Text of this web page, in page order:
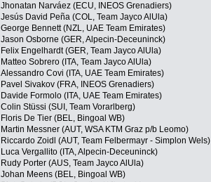
Jhonatan Narváez (ECU, INEOS Grenadiers)
Jesús David Peña (COL, Team Jayco AlUla)
George Bennett (NZL, UAE Team Emirates)
Jason Osborne (GER, Alpecin-Deceuninck)
Felix Engelhardt (GER, Team Jayco AlUla)
Matteo Sobrero (ITA, Team Jayco AlUla)
Alessandro Covi (ITA, UAE Team Emirates)
Pavel Sivakov (FRA, INEOS Grenadiers)
Davide Formolo (ITA, UAE Team Emirates)
Colin Stüssi (SUI, Team Vorarlberg)
Floris De Tier (BEL, Bingoal WB)
Martin Messner (AUT, WSA KTM Graz p/b Leomo)
Riccardo Zoidl (AUT, Team Felbermayr - Simplon Wels)
Luca Vergallito (ITA, Alpecin-Deceuninck)
Rudy Porter (AUS, Team Jayco AlUla)
Johan Meens (BEL, Bingoal WB)